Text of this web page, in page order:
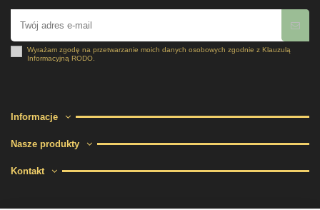
Wyrażam zgodę na przetwarzanie moich danych osobowych zgodnie z Klauzulą
Informacyjną RODO.
Informacje
Nasze produkty
Kontakt